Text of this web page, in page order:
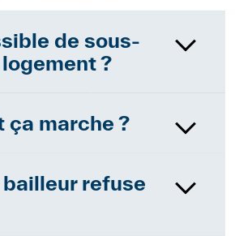
de sous-
?
autant que vous
à votre bailleur ou
faut en particulier
ça marche ?
autorisation
bailleresse en
bailleur refuse